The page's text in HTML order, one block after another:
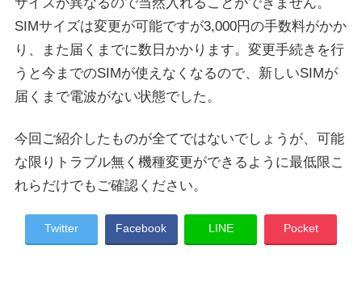
SIMサイズは変更が可能ですが3,000円の手数料がかか
り、また届くまでに数日かかります。変更手続きを行
うと今までのSIMが使えなくなるので、新しいSIMが
届くまで電波がない状態でした。
今回ご紹介したものが全てではないでしょうが、可能
な限りトラブル無く機種変更ができるように最低限こ
れらだけでもご確認ください。
Twitter Facebook LINE Pocket